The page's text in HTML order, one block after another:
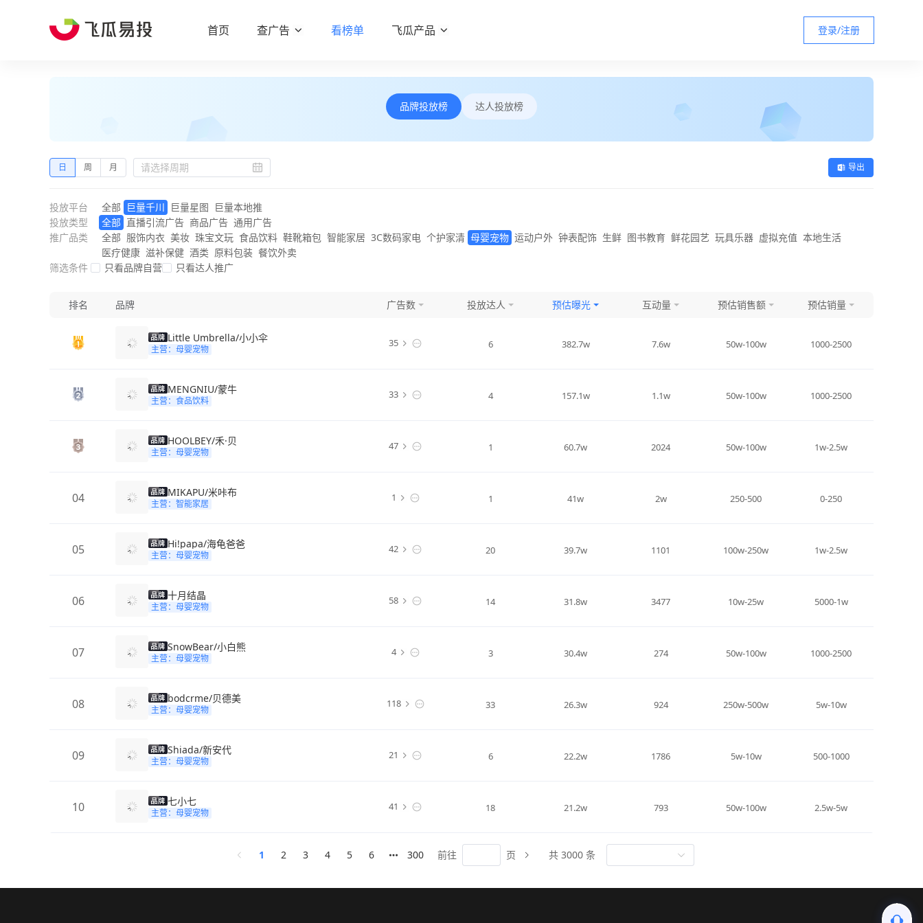
首页 查广告 看榜单 飞瓜产品 登录/注册
品牌投放榜 达人投放榜
日 周 月 导出
投放平台 全部 巨量千川 巨量星图 巨量本地推
投放类型
全部 直播引流广告 商品广告 通用广告
推广品类
全部 服饰内衣 美妆 珠宝文玩 食品饮料 鞋靴箱包 智能家居 3C数码家电 个护家清 母婴宠物 运动户外 钟表配饰 生鲜 图书教育 鲜花园艺 玩具乐器 虚拟充值 本地生活
医疗健康 滋补保健 酒类 原料包装 餐饮外卖
筛选条件
只看品牌自营 只看达人推广
排名 品牌 广告数 投放达人 预估曝光 互动量 预估销售额 预估销量
Little Umbrella/小小伞
主营：母婴宠物
35 6 382.7w 7.6w 50w-100w 1000-2500
MENGNIU/蒙牛
主营：食品饮料
33 4 157.1w 1.1w 50w-100w 1000-2500
HOOLBEY/禾·贝
主营：母婴宠物
47 1 60.7w 2024 50w-100w 1w-2.5w
04 MIKAPU/米咔布
主营：智能家居
1 1 41w 2w 250-500 0-250
05 Hi!papa/海龟爸爸
主营：母婴宠物
42 20 39.7w 1101 100w-250w 1w-2.5w
06 十月结晶
主营：母婴宠物
58 14 31.8w 3477 10w-25w 5000-1w
07 SnowBear/小白熊
主营：母婴宠物
4 3 30.4w 274 50w-100w 1000-2500
08 bodcrme/贝德美
主营：母婴宠物
118 33 26.3w 924 250w-500w 5w-10w
09 Shiada/新安代
主营：母婴宠物
21 6 22.2w 1786 5w-10w 500-1000
10 七小七
主营：母婴宠物
41 18 21.2w 793 50w-100w 2.5w-5w
1 2 3 4 5 6 300 前往 页 共 3000 条